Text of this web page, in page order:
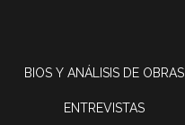
BIOS Y ANÁLISIS DE OBRAS
ENTREVISTAS